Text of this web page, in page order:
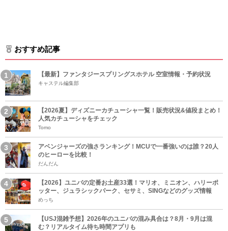
おすすめ記事
【最新】ファンタジースプリングスホテル 空室情報・予約状況
キャステル編集部
【2026夏】ディズニーカチューシャ一覧！販売状況&値段まとめ！
人気カチューシャをチェック
Tomo
アベンジャーズの強さランキング！MCUで一番強いのは誰？20人
のヒーローを比較！
だんだん
【2026】ユニバの定番お土産33選！マリオ、ミニオン、ハリーポ
ッター、ジュラシックパーク、セサミ、SINGなどのグッズ情報
めっち
【USJ混雑予想】2026年のユニバの混み具合は？8月・9月は混
む？リアルタイム待ち時間アプリも